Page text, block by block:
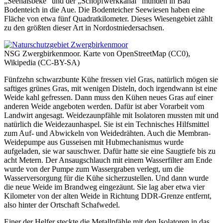
Bodenteich in die Aue. Die Bodenteicher Seewiesen haben eine
Fläche von etwa fünf Quadratkilometer. Dieses Wiesengebiet zählt
zu den größten dieser Art in Nordostniedersachsen.
NSG Zwergbirkenmoor. Karte von OpenStreetMap (CC0),
Wikipedia (CC-BY-SA)
Fünfzehn schwarzbunte Kühe fressen viel Gras, natürlich mögen sie
saftiges grünes Gras, mit wenigen Disteln, doch irgendwann ist eine
Weide kahl gefressen. Dann muss den Kühen neues Gras auf einer
anderen Weide angeboten werden. Dafür ist aber Vorarbeit vom
Landwirt angesagt. Weidezaunpfähle mit Isolatoren mussten mit und
natürlich die Weidezaunhaspel. Sie ist ein Technisches Hilfsmittel
zum Auf- und Abwickeln von Weidedrähten. Auch die Membran-
Weidepumpe aus Gusseisen mit Hubmechanismus wurde
aufgeladen, sie war sauschwer. Dafür hatte sie eine Saugtiefe bis zu
acht Metern. Der Ansaugschlauch mit einem Wasserfilter am Ende
wurde von der Pumpe zum Wassergraben verlegt, um die
Wasserversorgung für die Kühe sicherzustellen. Und dann wurde
die neue Weide im Brandweg eingezäunt. Sie lag aber etwa vier
Kilometer von der alten Weide in Richtung DDR-Grenze entfernt,
also hinter der Ortschaft Schafwedel.